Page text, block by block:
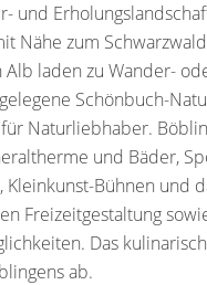
und
Nähe zum
Alb laden zu Wander-
Schönbuch-
Naturliebhaber.
und Bäder,
Kleinkunst-Bühnen und
Freizeitgestaltung
Das
ab.